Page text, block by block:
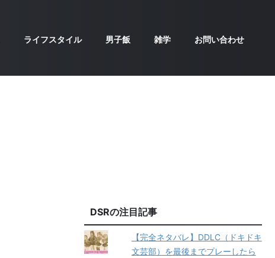
ライフスタイル 男子飯 雑学 お問い合わせ
DSRの注目記事
【完全ネタバレ】DDLC（ドキドキ
文芸部）を最後までプレーしたら